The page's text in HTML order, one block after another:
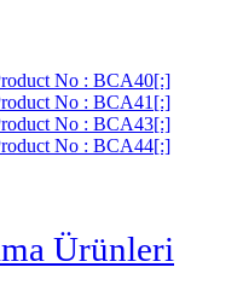
No : BCA40[:]
No : BCA41[:]
No : BCA43[:]
No : BCA44[:]
Ürünleri